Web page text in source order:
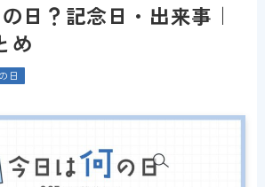
日？記念日・出来事｜
め
日